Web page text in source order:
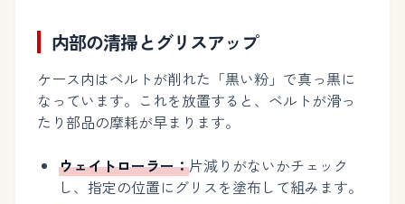
内部の清掃とグリスアップ
ケース内はベルトが削れた「黒い粉」で真っ黒に
なっています。これを放置すると、ベルトが滑っ
たり部品の摩耗が早まります。
ウェイトローラー：片減りがないかチェック
し、指定の位置にグリスを塗布して組みます。